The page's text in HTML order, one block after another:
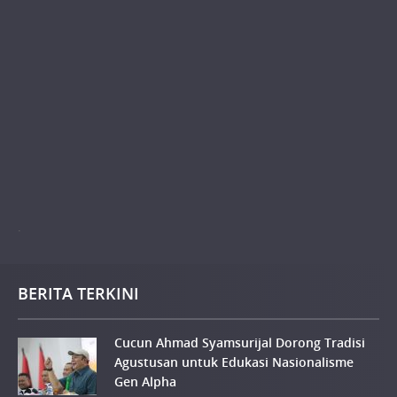
.
BERITA TERKINI
Cucun Ahmad Syamsurijal Dorong Tradisi
Agustusan untuk Edukasi Nasionalisme
Gen Alpha